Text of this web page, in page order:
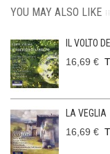
YOU MAY ALSO LIKE
IL VOLTO
16,69 €
LA VEGLIA
16,69 €